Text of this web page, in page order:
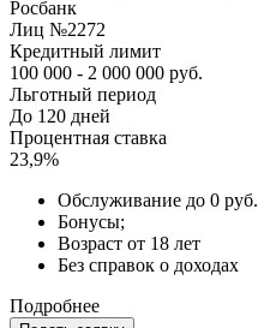
Росбанк
Лиц №2272
Кредитный лимит
100 000 - 2 000 000 руб.
Льготный период
До 120 дней
Процентная ставка
23,9%
Обслуживание до 0 руб.
Бонусы;
Возраст от 18 лет
Без справок о доходах
Подробнее